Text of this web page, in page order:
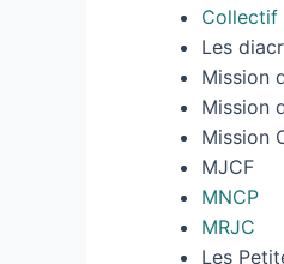
Collectif
Les
Mission
Mission
Mission
MJCF
MNCP
MRJC
Les